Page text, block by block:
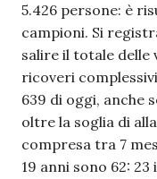
5.426 persone: è
campioni. Si
salire il totale delle
ricoveri
639 di oggi, anche
oltre la soglia di
compresa tra 7
19 anni sono 62: 23